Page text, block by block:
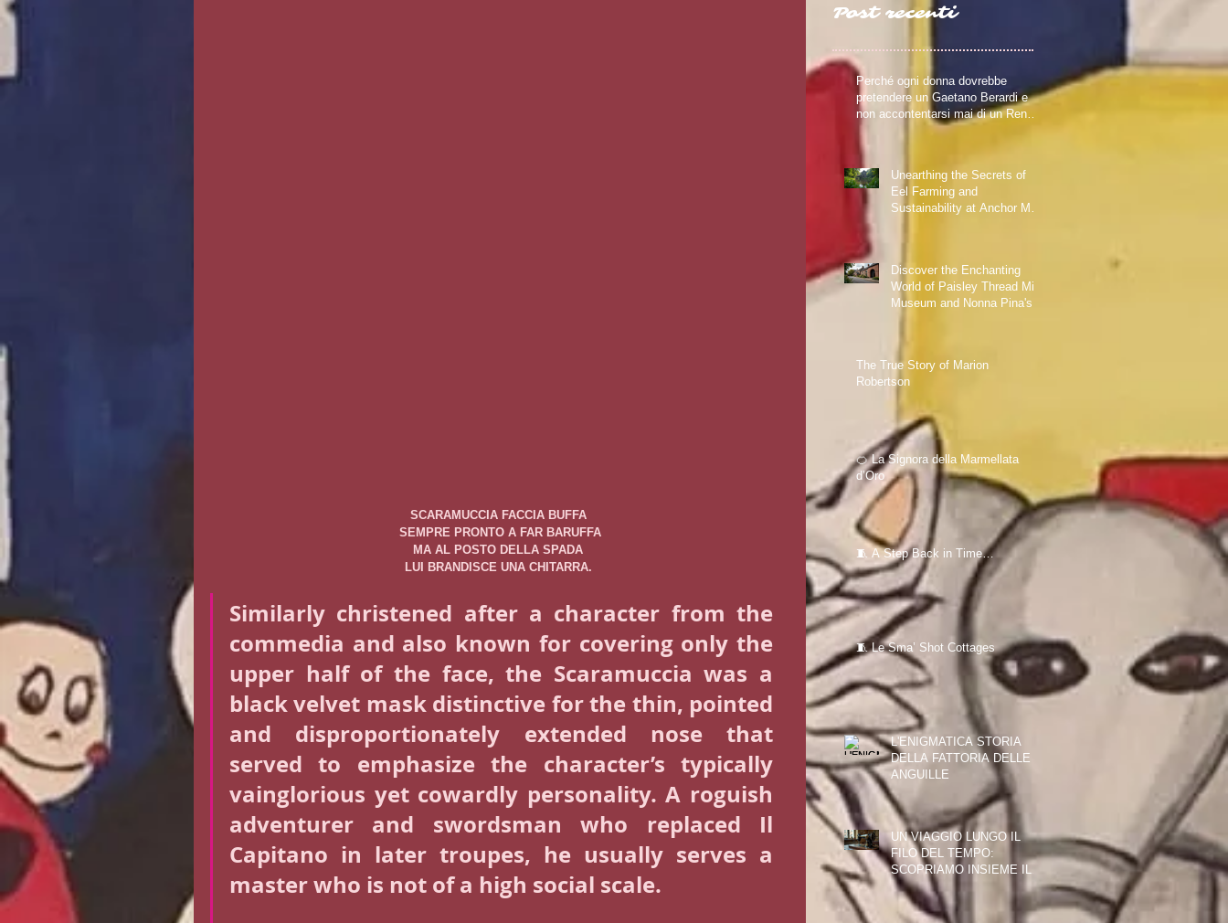
SCARAMUCCIA FACCIA BUFFA
SEMPRE PRONTO A FAR BARUFFA
MA AL POSTO DELLA SPADA
LUI BRANDISCE UNA CHITARRA.
Similarly christened after a character from the
commedia and also known for covering only the
upper half of the face, the Scaramuccia was a
black velvet mask distinctive for the thin, pointed
and disproportionately extended nose that
served to emphasize the character’s typically
vainglorious yet cowardly personality. A roguish
adventurer and swordsman who replaced Il
Capitano in later troupes, he usually serves a
master who is not of a high social scale.
Post recenti
Perché ogni donna dovrebbe
pretendere un Gaetano Berardi e
non accontentarsi mai di un Renzo
FerreroRiflessioni su relazioni
sane, fiction e realtà – Blog della
Unearthing the Secrets of
Eel Farming and
Sustainability at Anchor Mill
Discover the Enchanting
World of Paisley Thread Mill
Museum and Nonna Pina's
Love for Sewing
The True Story of Marion
Robertson
🍊 La Signora della Marmellata
d’Oro
🧵 A Step Back in Time…
🧵 Le Sma’ Shot Cottages
L'ENIGMATICA STORIA
DELLA FATTORIA DELLE
ANGUILLE
UN VIAGGIO LUNGO IL
FILO DEL TEMPO:
SCOPRIAMO INSIEME IL
PAISLEY THREAD MILL
MUSEUM